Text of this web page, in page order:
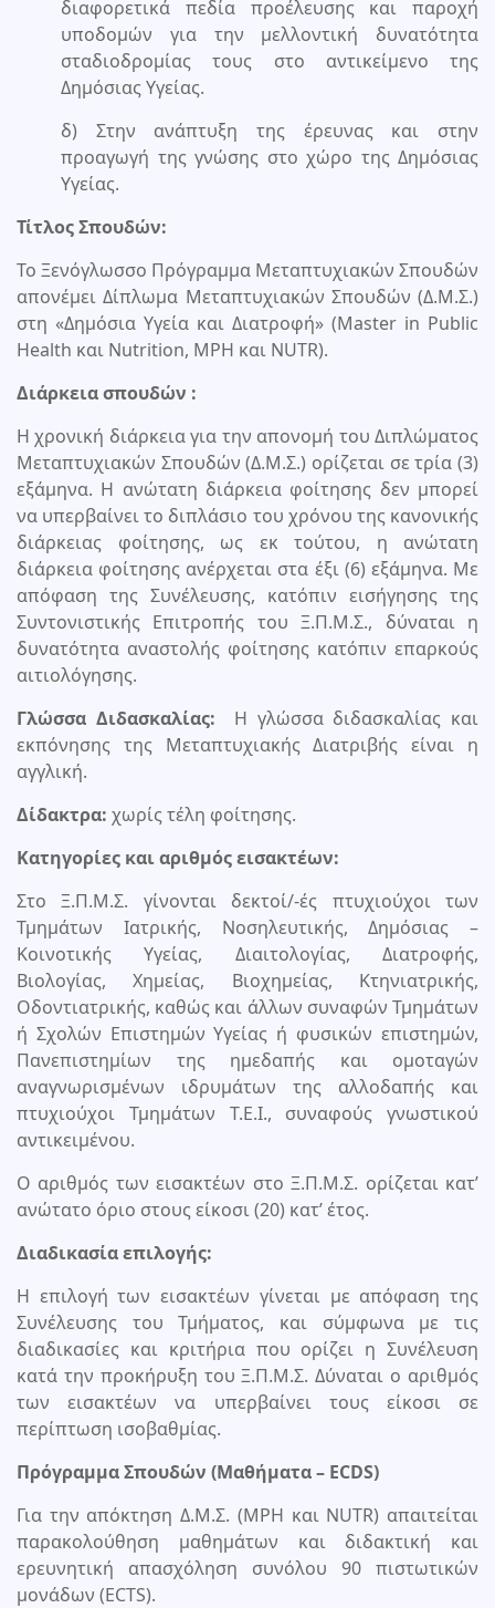
διαφορετικά πεδία προέλευσης και παροχή
υποδομών για την μελλοντική δυνατότητα
σταδιοδρομίας τους στο αντικείμενο της
Δημόσιας Υγείας.
δ) Στην ανάπτυξη της έρευνας και στην
προαγωγή της γνώσης στο χώρο της Δημόσιας
Υγείας.
Τίτλος Σπουδών:
Το Ξενόγλωσσο Πρόγραμμα Μεταπτυχιακών Σπουδών
απονέμει Δίπλωμα Μεταπτυχιακών Σπουδών (Δ.Μ.Σ.)
στη «Δημόσια Υγεία και Διατροφή» (Master in Public
Health και Nutrition, MPH και NUTR).
Διάρκεια σπουδών :
Η χρονική διάρκεια για την απονομή του Διπλώματος
Μεταπτυχιακών Σπουδών (Δ.Μ.Σ.) ορίζεται σε τρία (3)
εξάμηνα. Η ανώτατη διάρκεια φοίτησης δεν μπορεί
να υπερβαίνει το διπλάσιο του χρόνου της κανονικής
διάρκειας φοίτησης, ως εκ τούτου, η ανώτατη
διάρκεια φοίτησης ανέρχεται στα έξι (6) εξάμηνα. Με
απόφαση της Συνέλευσης, κατόπιν εισήγησης της
Συντονιστικής Επιτροπής του Ξ.Π.Μ.Σ., δύναται η
δυνατότητα αναστολής φοίτησης κατόπιν επαρκούς
αιτιολόγησης.
Γλώσσα Διδασκαλίας:
Η γλώσσα διδασκαλίας και
εκπόνησης της Μεταπτυχιακής Διατριβής είναι η
αγγλική.
Δίδακτρα: χωρίς τέλη φοίτησης.
Κατηγορίες και αριθμός εισακτέων:
Στο Ξ.Π.Μ.Σ. γίνονται δεκτοί/-ές πτυχιούχοι των
Τμημάτων Ιατρικής, Νοσηλευτικής, Δημόσιας –
Κοινοτικής Υγείας, Διαιτολογίας, Διατροφής,
Βιολογίας, Χημείας, Βιοχημείας, Κτηνιατρικής,
Οδοντιατρικής, καθώς και άλλων συναφών Τμημάτων
ή Σχολών Επιστημών Υγείας ή φυσικών επιστημών,
Πανεπιστημίων της ημεδαπής και ομοταγών
αναγνωρισμένων ιδρυμάτων της αλλοδαπής και
πτυχιούχοι Τμημάτων Τ.Ε.Ι., συναφούς γνωστικού
αντικειμένου.
Ο αριθμός των εισακτέων στο Ξ.Π.Μ.Σ. ορίζεται κατ’
ανώτατο όριο στους είκοσι (20) κατ’ έτος.
Διαδικασία επιλογής:
Η επιλογή των εισακτέων γίνεται με απόφαση της
Συνέλευσης του Τμήματος, και σύμφωνα με τις
διαδικασίες και κριτήρια που ορίζει η Συνέλευση
κατά την προκήρυξη του Ξ.Π.Μ.Σ. Δύναται ο αριθμός
των εισακτέων να υπερβαίνει τους είκοσι σε
περίπτωση ισοβαθμίας.
Πρόγραμμα Σπουδών (Μαθήματα – ECDS)
Για την απόκτηση Δ.Μ.Σ. (MPH και NUTR) απαιτείται
παρακολούθηση μαθημάτων και διδακτική και
ερευνητική απασχόληση συνόλου 90 πιστωτικών
μονάδων (ECTS).